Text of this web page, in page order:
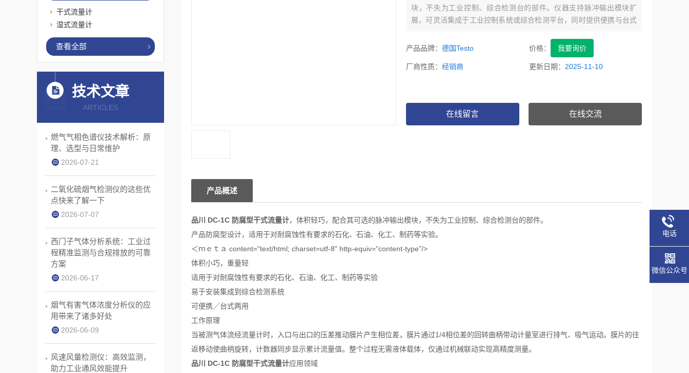
块，不失为工业控制、综合检测台的部件。仪器支持脉冲输出模块扩
展，可灵活集成于工业控制系统或综合检测平台，同时提供便携与台式
产品品牌： 德国Testo 价格： 我要询价
厂商性质： 经销商 更新日期： 2025-11-10
在线留言 在线交流
产品概述
品川 DC-1C 防腐型干式流量计，体积轻巧，配合其可选的脉冲输出模块，不失为工业控制、综合检测台的部件。
产品防腐型设计，适用于对耐腐蚀性有要求的石化、石油、化工、制药等实验。
＜ｍｅｔａ content="text/html; charset=utf-8" http-equiv="content-type"/>
体积小巧，重量轻
适用于对耐腐蚀性有要求的石化、石油、化工、制药等实验
易于安装集成到综合检测系统
可便携／台式两用
工作原理
当被测气体流经流量计时，入口与出口的压差推动膜片产生相位差，膜片通过1/4相位差的回转曲柄带动计量室进行排气、吸气运动。膜片的往
返移动使曲柄旋转，计数器同步显示累计流量值。整个过程无需液体载体，仅通过机械联动实现高精度测量。
品川 DC-1C 防腐型干式流量计应用领域
干式流量计
湿式流量计
查看全部
技术文章
ARTICLES
燃气气相色谱仪技术解析：原
理、选型与日常维护
2026-07-21
二氧化硫烟气检测仪的这些优
点快来了解一下
2026-07-07
西门子气体分析系统：工业过
程精准监测与合规排放的可靠
方案
2026-06-17
烟气有害气体浓度分析仪的应
用带来了诸多好处
2026-06-09
风速风量检测仪：高效监测，
助力工业通风效能提升
电话
微信公众号